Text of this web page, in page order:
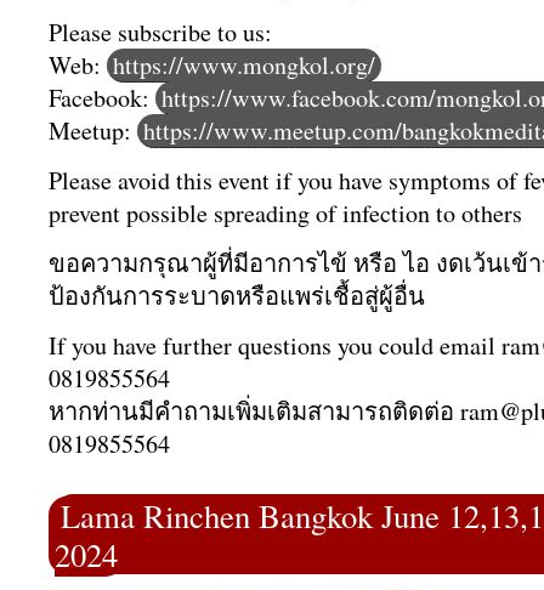
Please subscribe to us:
Web: https://www.mongkol.org/
Facebook: https://www.facebook.com/
Meetup: https://www.meetup.com/
Please avoid this event if you have symptoms of
prevent possible spreading of infection to others
ขอความกรุณาผู้ที่มีอาการไข้ หรือ ไอ งดเว้นเข้
ป้องกันการระบาดหรือแพร่เชื้อสู่ผู้อื่น
If you have further questions you could email
0819855564
หากท่านมีคำถามเพิ่มเติมสามารถติดต่อ
0819855564
Lama Rinchen Bangkok June
2024